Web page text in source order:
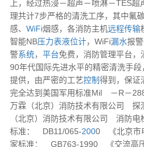
上，经过热浸－超声－喷淋－TES
理共计7步严格的清洗工序，其中氟
感、 WiFi烟感，各消防主机远程传输
智能NB压力表液位计，WiFi漏水报
警系统， 平台免费，消防管理平台，
90年代国际先进水平的精密清洗手
提供，由严密的工艺控制得到，保证
完全达到美国军用标准Mil －R－
万霖（北京）消防技术有限公司
（北京）消防技术有限公司 消防
标准： DB11/065-2000 《北京市
家标准： GB763-1990 《交流高压